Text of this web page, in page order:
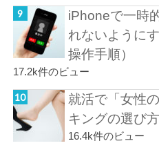
iPhoneで一時
れないように
操作手順）
17.2k件のビュー
就活で「女性
キングの選び
16.4k件のビュー